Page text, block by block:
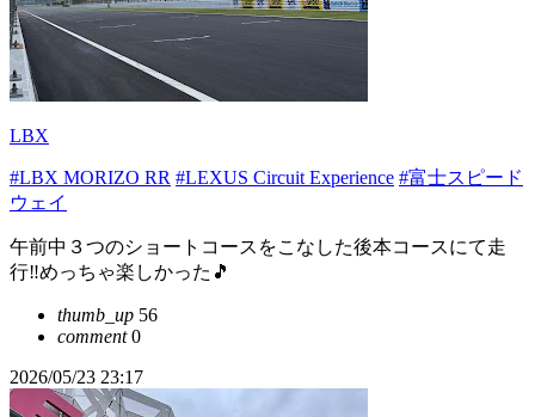
LBX
#LBX MORIZO RR #LEXUS Circuit Experience #富士スピード
ウェイ
午前中３つのショートコースをこなした後本コースにて走
行‼️めっちゃ楽しかった🎵
thumb_up 56
comment0
2026/05/23 23:17